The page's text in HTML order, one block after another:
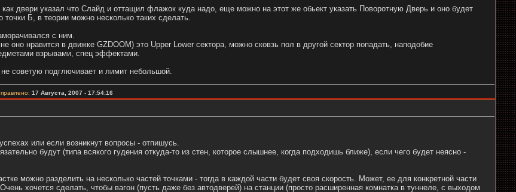
двери указал что Слайд и оттащил флажок куда надо, еще можно на этот же обьект указать Поворотную Дверь и оно будет
точки Б, в теории можно несколько таких сделать.
с ним.
оно нравится в движке GZDOOM) это Upper Lower сектора, можно сковзь пол в другой сектор попадать, наподобие
взрывами, спец эффектами.
советую подглючивает и лимит небольшой.
17 Августа, 2007 - 17:54:16
или если возникнут вопросы - отпишусь.
будут (типа всякого гудения откуда-то из стен, которое слышнее, когда подходишь ближе), если чего будет неясно -
можно разделить на несколько частей точками - тогда в каждой части будет своя скорость. Может, ее для конкретной части
хочется сделать, чтобы вагон (пусть даже без автодверей) на станции (просто расширенная комнатка в туннеле, с выходом